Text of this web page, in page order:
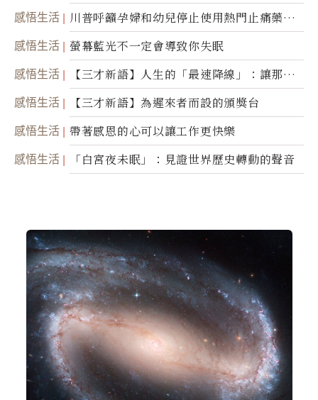
瞬」
感悟生活
川普呼籲孕婦和幼兒停止使用熱門止痛藥泰
諾
感悟生活 螢幕藍光不一定會導致你失眠
感悟生活
【三才新語】人生的「最速降線」：讓那道
光，帶你滑向自己
感悟生活 【三才新語】為遲來者而設的頒獎台
感悟生活 帶著感恩的心可以讓工作更快樂
感悟生活 「白宮夜未眠」：見證世界歷史轉動的聲音